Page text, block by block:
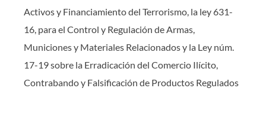
Activos y Financiamiento del Terrorismo, la ley 631-
16, para el Control y Regulación de Armas,
Municiones y Materiales Relacionados y la Ley núm.
17-19 sobre la Erradicación del Comercio Ilícito,
Contrabando y Falsificación de Productos Regulados